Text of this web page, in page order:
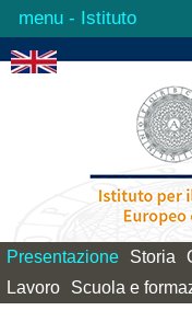
- Istituto
Istituto
Attività
Presentazione Storia
Lavoro
Scuola e